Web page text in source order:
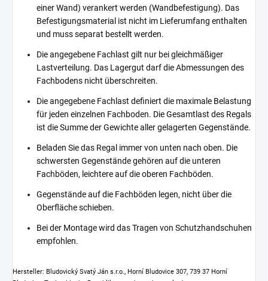
einer Wand) verankert werden (Wandbefestigung). Das
Befestigungsmaterial ist nicht im Lieferumfang enthalten
und muss separat bestellt werden.
Die angegebene Fachlast gilt nur bei gleichmäßiger
Lastverteilung. Das Lagergut darf die Abmessungen des
Fachbodens nicht überschreiten.
Die angegebene Fachlast definiert die maximale Belastung
für jeden einzelnen Fachboden. Die Gesamtlast des Regals
ist die Summe der Gewichte aller gelagerten Gegenstände.
Beladen Sie das Regal immer von unten nach oben. Die
schwersten Gegenstände gehören auf die unteren
Fachböden, leichtere auf die oberen Fachböden.
Gegenstände auf die Fachböden legen, nicht über die
Oberfläche schieben.
Bei der Montage wird das Tragen von Schutzhandschuhen
empfohlen.
Hersteller: Bludovický Svatý Ján s.r.o., Horní Bludovice 307, 739 37 Horní